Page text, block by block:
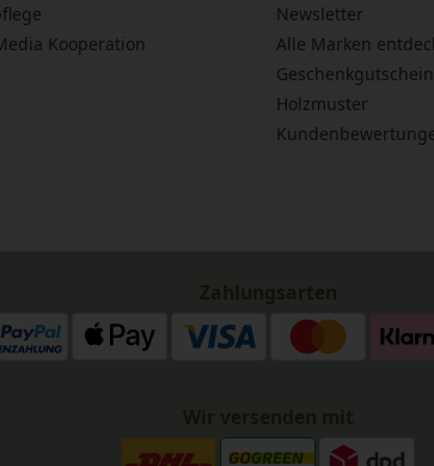
Kooperation
Newsletter
Alle Marken
Holzmuster
Zahlungsarten
Wir versenden mit